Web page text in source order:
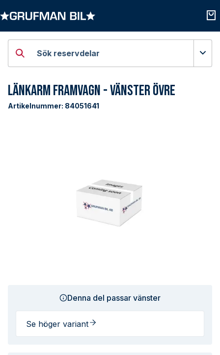
Sök reservdelar
Länkarm Framvagn - Vänster Övre
Artikelnummer: 84051641
Denna del passar vänster
Se höger variant